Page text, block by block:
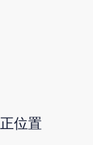
位置